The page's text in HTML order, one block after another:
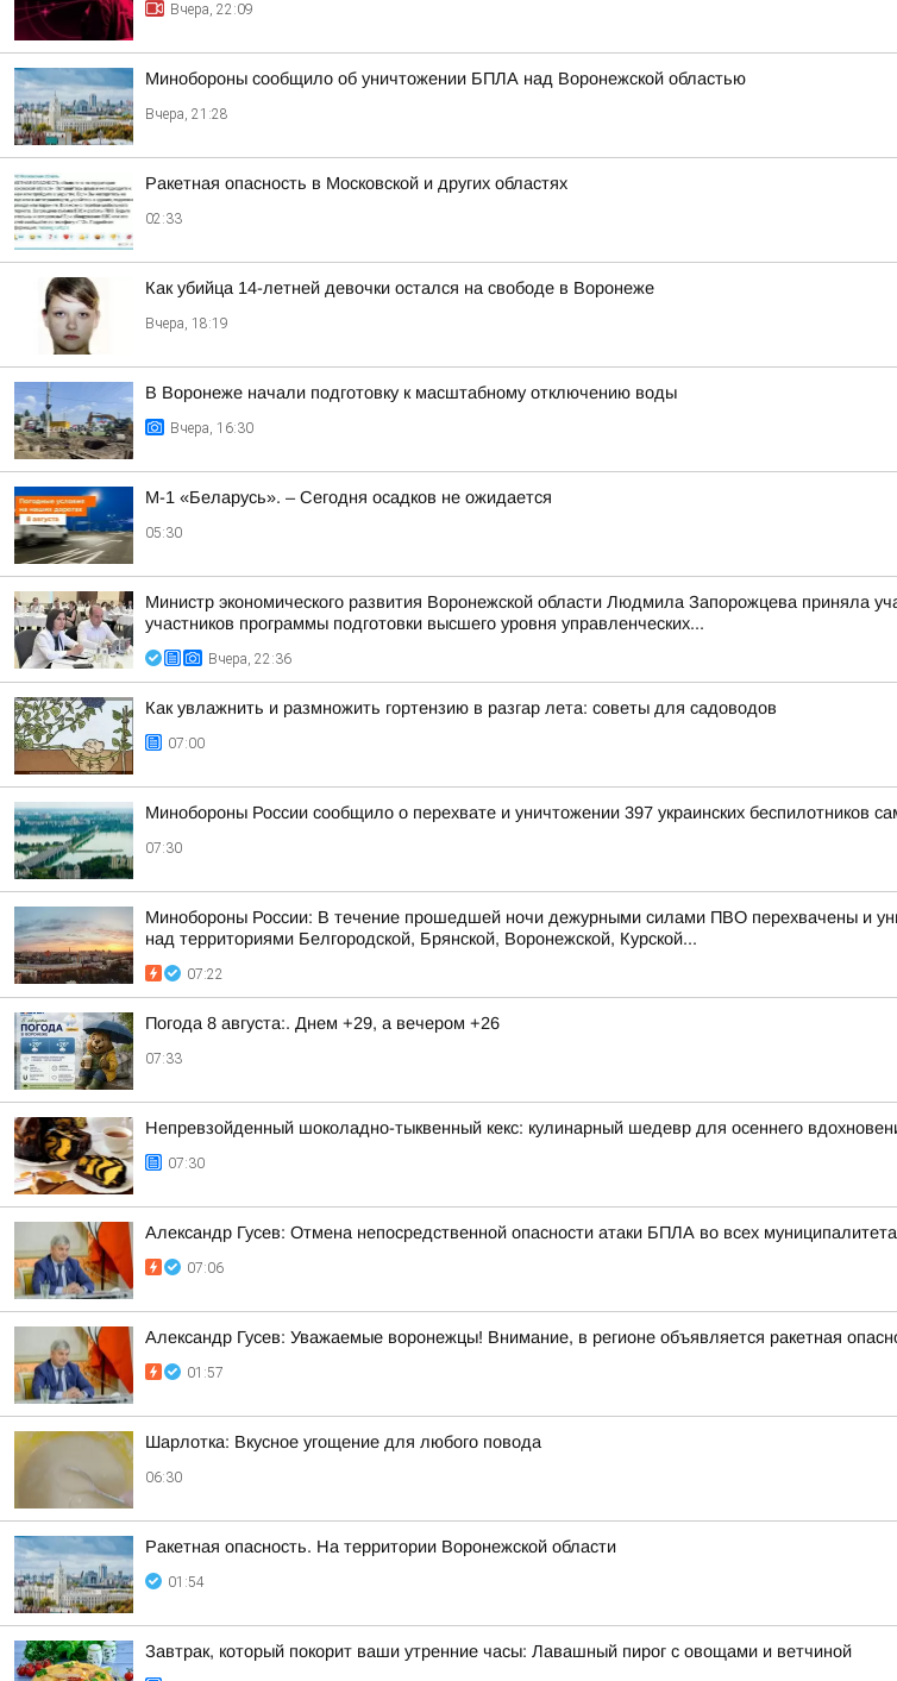
Вчера, 22:09
Минобороны сообщило об уничтожении БПЛА над Воронежской областью
Вчера, 21:28
Ракетная опасность в Московской и других областях
02:33
Как убийца 14-летней девочки остался на свободе в Воронеже
Вчера, 18:19
В Воронеже начали подготовку к масштабному отключению воды
Вчера, 16:30
М-1 «Беларусь». – Сегодня осадков не ожидается
05:30
Министр экономического развития Воронежской области Людмила Запорожцева приняла
участников программы подготовки высшего уровня управленческих...
Вчера, 22:36
Как увлажнить и размножить гортензию в разгар лета: советы для садоводов
07:00
Минобороны России сообщило о перехвате и уничтожении 397 украинских беспилотников
07:30
Минобороны России: В течение прошедшей ночи дежурными силами ПВО перехвачены и
над территориями Белгородской, Брянской, Воронежской, Курской...
07:22
Погода 8 августа:. Днем +29, а вечером +26
07:33
Непревзойденный шоколадно-тыквенный кекс: кулинарный шедевр для осеннего
07:30
Александр Гусев: Отмена непосредственной опасности атаки БПЛА во всех
07:06
Александр Гусев: Уважаемые воронежцы! Внимание, в регионе объявляется ракетная
01:57
Шарлотка: Вкусное угощение для любого повода
06:30
Ракетная опасность. На территории Воронежской области
01:54
Завтрак, который покорит ваши утренние часы: Лавашный пирог с овощами и ветчиной